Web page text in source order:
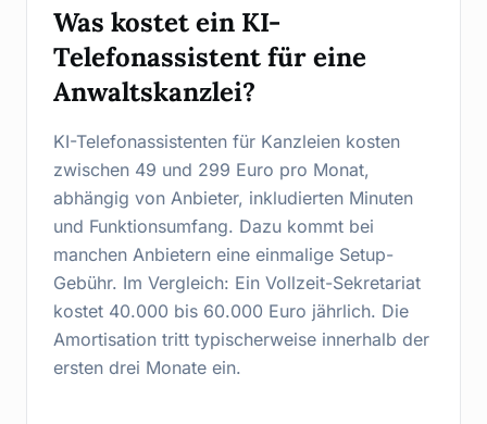
Was kostet ein KI-
Telefonassistent für eine
Anwaltskanzlei?
KI-Telefonassistenten für Kanzleien kosten
zwischen 49 und 299 Euro pro Monat,
abhängig von Anbieter, inkludierten Minuten
und Funktionsumfang. Dazu kommt bei
manchen Anbietern eine einmalige Setup-
Gebühr. Im Vergleich: Ein Vollzeit-Sekretariat
kostet 40.000 bis 60.000 Euro jährlich. Die
Amortisation tritt typischerweise innerhalb der
ersten drei Monate ein.